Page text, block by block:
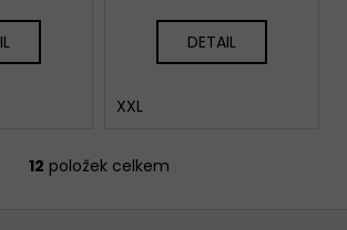
DETAIL
XXL
O
12 položek celkem